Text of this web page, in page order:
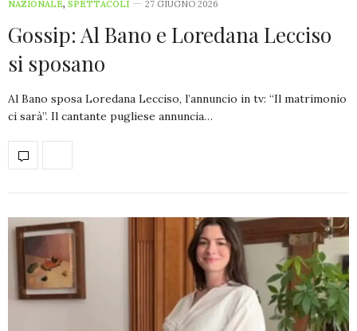
NAZIONALE, SPETTACOLI 27 GIUGNO 2026
Gossip: Al Bano e Loredana Lecciso
si sposano
Al Bano sposa Loredana Lecciso, l’annuncio in tv: “Il matrimonio
ci sarà”. Il cantante pugliese annuncia…